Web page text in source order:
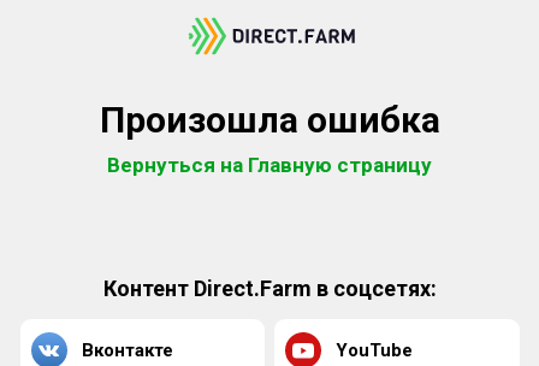
Произошла ошибка
Вернуться на Главную страницу
Контент Direct.Farm в соцсетях:
Вконтакте YouTube